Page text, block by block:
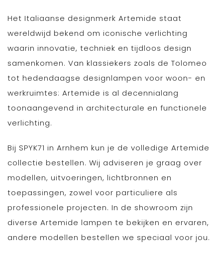
Het Italiaanse designmerk Artemide staat
wereldwijd bekend om iconische verlichting
waarin innovatie, techniek en tijdloos design
samenkomen. Van klassiekers zoals de Tolomeo
tot hedendaagse designlampen voor woon- en
werkruimtes: Artemide is al decennialang
toonaangevend in architecturale en functionele
verlichting.
Bij SPYK71 in Arnhem kun je de volledige Artemide
collectie bestellen. Wij adviseren je graag over
modellen, uitvoeringen, lichtbronnen en
toepassingen, zowel voor particuliere als
professionele projecten. In de showroom zijn
diverse Artemide lampen te bekijken en ervaren,
andere modellen bestellen we speciaal voor jou.